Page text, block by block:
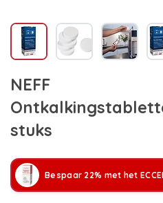
NEFF
stuks
Bespaar 22% met het